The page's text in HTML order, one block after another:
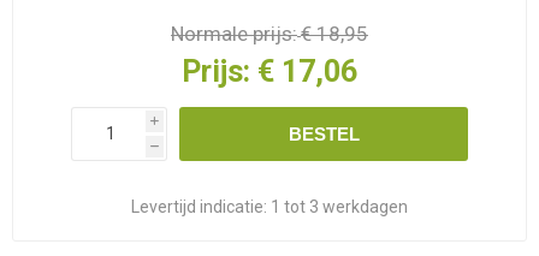
Normale prijs:€ 18,95
Prijs: € 17,06
i
h
BESTEL
Levertijd indicatie: 1 tot 3 werkdagen